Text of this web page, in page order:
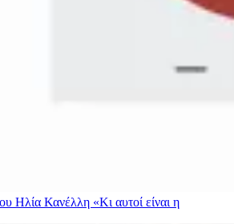
Ηλία Κανέλλη «Κι αυτοί είναι η